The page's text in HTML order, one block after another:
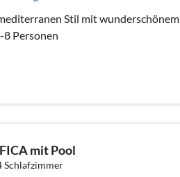
Stil mit wunderschönem
Personen
mit Pool
Schlafzimmer